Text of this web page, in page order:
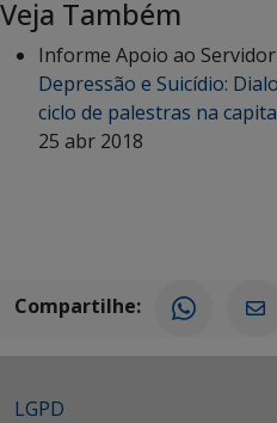
Veja Também
Informe Apoio ao Servidor
Depressão e Suicídio:
ciclo de palestras na
25 abr 2018
Compartilhe:
LGPD